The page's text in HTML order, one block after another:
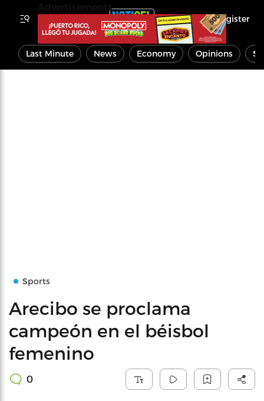
Register
Last Minute News Economy Opinions
Sports
Arecibo se proclama
campeón en el béisbol
femenino
0
Advertisements